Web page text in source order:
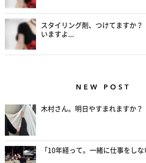
スタイリング剤、つけてますか？
いますよ...
木村さん。明日やすまれますか？
「10年経って。一緒に仕事をしな